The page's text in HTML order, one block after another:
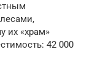
их «храм»
42 000